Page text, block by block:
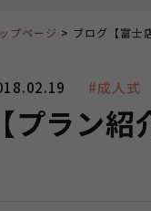
#成人式
【プラン
プページ ブログ【富士